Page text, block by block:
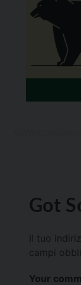
Got
Il tuo
campi
Your